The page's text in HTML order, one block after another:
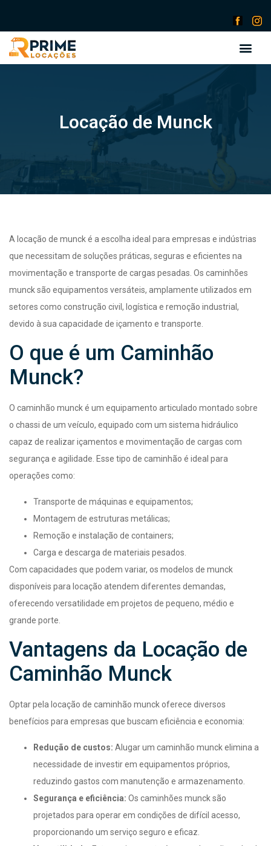
Locação de Munck
A locação de munck é a escolha ideal para empresas e indústrias
que necessitam de soluções práticas, seguras e eficientes na
movimentação e transporte de cargas pesadas. Os caminhões
munck são equipamentos versáteis, amplamente utilizados em
setores como construção civil, logística e remoção industrial,
devido à sua capacidade de içamento e transporte.
O que é um Caminhão
Munck?
O caminhão munck é um equipamento articulado montado sobre
o chassi de um veículo, equipado com um sistema hidráulico
capaz de realizar içamentos e movimentação de cargas com
segurança e agilidade. Esse tipo de caminhão é ideal para
operações como:
Transporte de máquinas e equipamentos;
Montagem de estruturas metálicas;
Remoção e instalação de containers;
Carga e descarga de materiais pesados.
Com capacidades que podem variar, os modelos de munck
disponíveis para locação atendem diferentes demandas,
oferecendo versatilidade em projetos de pequeno, médio e
grande porte.
Vantagens da Locação de
Caminhão Munck
Optar pela locação de caminhão munck oferece diversos
benefícios para empresas que buscam eficiência e economia:
Redução de custos: Alugar um caminhão munck elimina a
necessidade de investir em equipamentos próprios,
reduzindo gastos com manutenção e armazenamento.
Segurança e eficiência: Os caminhões munck são
projetados para operar em condições de difícil acesso,
proporcionando um serviço seguro e eficaz.